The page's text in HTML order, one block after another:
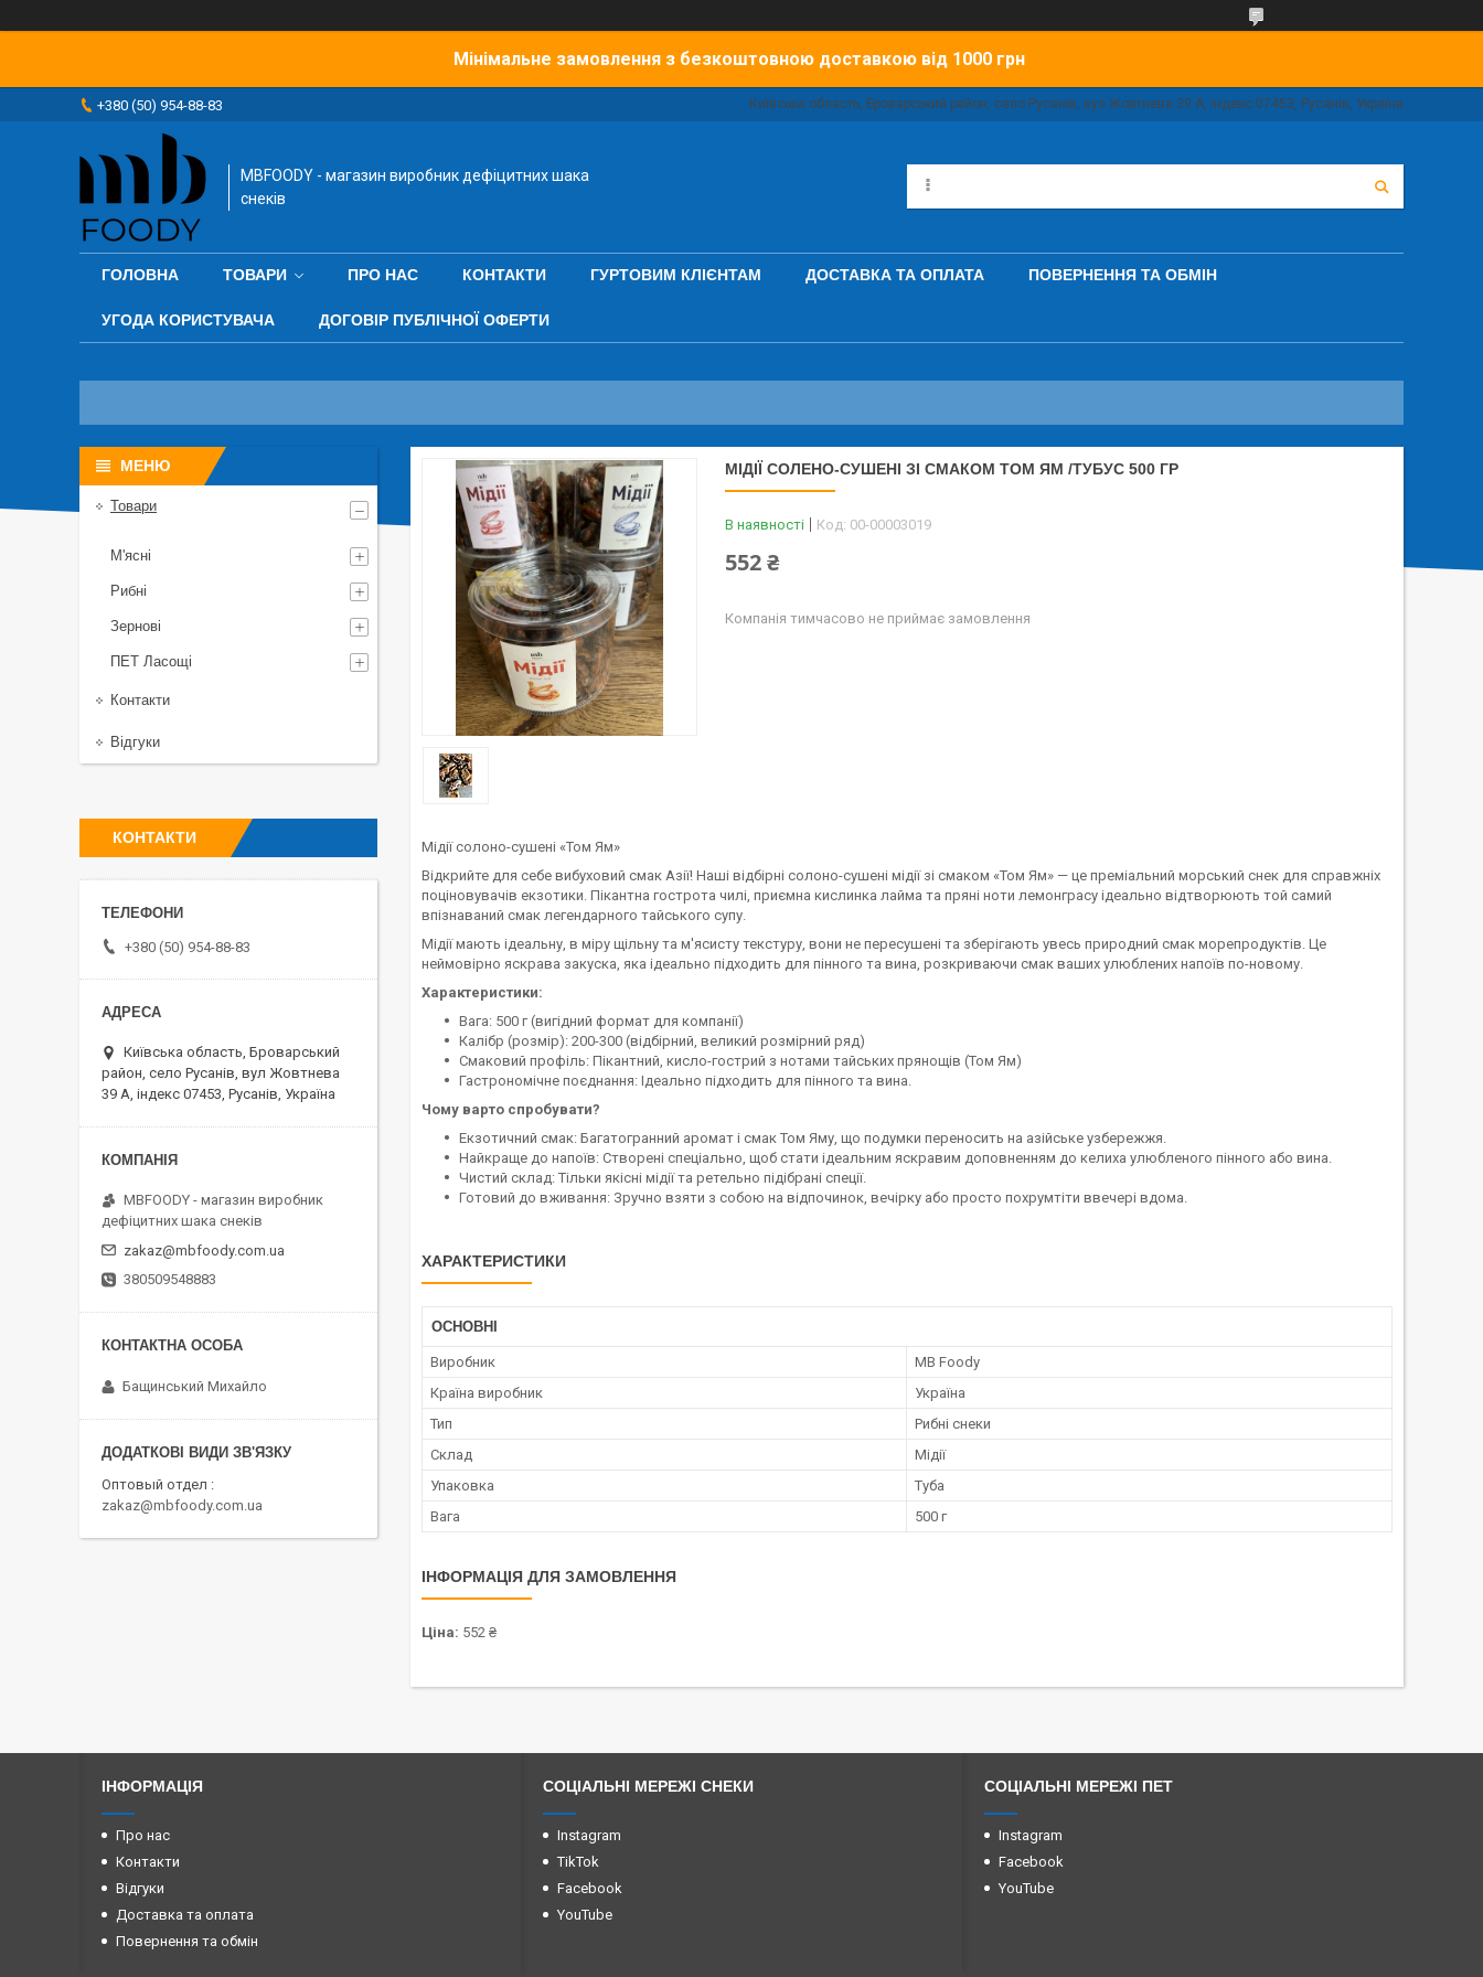
Мінімальне замовлення з безкоштовною доставкою від 1000 грн
+380 (50) 954-88-83 Київська область, Броварський район, село Русанів, вул Жовтнева 39 А, індекс 07453, Русанів, Україна
MBFOODY - магазин виробник дефіцитних шака
снеків
ГОЛОВНА ТОВАРИ ПРО НАС КОНТАКТИ ГУРТОВИМ КЛІЄНТАМ ДОСТАВКА ТА ОПЛАТА ПОВЕРНЕННЯ ТА ОБМІН
УГОДА КОРИСТУВАЧА ДОГОВІР ПУБЛІЧНОЇ ОФЕРТИ
МІДІЇ СОЛЕНО-СУШЕНІ ЗІ СМАКОМ ТОМ ЯМ /ТУБУС 500 ГР
В наявності Код: 00-00003019
552 ₴
Компанія тимчасово не приймає замовлення
Мідії солоно-сушені «Том Ям»
Відкрийте для себе вибуховий смак Азії! Наші відбірні солоно-сушені мідії зі смаком «Том Ям» — це преміальний морський снек для справжніх
поціновувачів екзотики. Пікантна гострота чилі, приємна кислинка лайма та пряні ноти лемонграсу ідеально відтворюють той самий
впізнаваний смак легендарного тайського супу.
Мідії мають ідеальну, в міру щільну та м'ясисту текстуру, вони не пересушені та зберігають увесь природний смак морепродуктів. Це
неймовірно яскрава закуска, яка ідеально підходить для пінного та вина, розкриваючи смак ваших улюблених напоїв по-новому.
Характеристики:
Вага: 500 г (вигідний формат для компанії)
Калібр (розмір): 200-300 (відбірний, великий розмірний ряд)
Смаковий профіль: Пікантний, кисло-гострий з нотами тайських прянощів (Том Ям)
Гастрономічне поєднання: Ідеально підходить для пінного та вина.
Чому варто спробувати?
Екзотичний смак: Багатогранний аромат і смак Том Яму, що подумки переносить на азійське узбережжя.
Найкраще до напоїв: Створені спеціально, щоб стати ідеальним яскравим доповненням до келиха улюбленого пінного або вина.
Чистий склад: Тільки якісні мідії та ретельно підібрані спеції.
Готовий до вживання: Зручно взяти з собою на відпочинок, вечірку або просто похрумтіти ввечері вдома.
ХАРАКТЕРИСТИКИ
ОСНОВНІ
Виробник
MB Foody
Країна виробник
Україна
Тип
Рибні снеки
Склад
Мідії
Упаковка
Туба
Вага
500 г
ІНФОРМАЦІЯ ДЛЯ ЗАМОВЛЕННЯ
Ціна: 552 ₴
Товари
М'ясні
Рибні
Зернові
ПЕТ Ласощі
Контакти
Відгуки
КОНТАКТИ
+380 (50) 954-88-83
Київська область, Броварський
район, село Русанів, вул Жовтнева
39 А, індекс 07453, Русанів, Україна
MBFOODY - магазин виробник
дефіцитних шака снеків
zakaz@mbfoody.com.ua
380509548883
Бащинський Михайло
Оптовый отдел
zakaz@mbfoody.com.ua
ІНФОРМАЦІЯ
Про нас
Контакти
Відгуки
Доставка та оплата
Повернення та обмін
СОЦІАЛЬНІ МЕРЕЖІ СНЕКИ
Instagram
TikTok
Facebook
YouTube
СОЦІАЛЬНІ МЕРЕЖІ ПЕТ
Instagram
Facebook
YouTube